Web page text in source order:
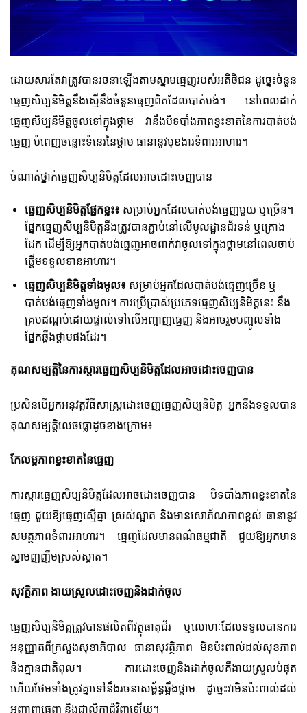
ដោយសារតែវាត្រូវបានរចនាឡើងតាមស្នាមធ្មេញរបស់អតិថិជន ដូច្នេះចំនួន
ធ្មេញសិប្បនិមិត្តនឹងស្មើនឹងចំនួនធ្មេញពិតដែលបាត់បង់។ នៅពេលដាក់
ធ្មេញសិប្បនិមិត្តចូលទៅក្នុងថ្គាម វា​នឹង​បិទបាំង​ភាព​ខ្វះខាត​នៃ​ការ​បាត់បង់​
ធ្មេញ បំពេញ​ចន្លោះ​ទំនេរ​នៃ​ថ្គាម ធានា​នូវ​មុខងារ​ទំពារ​អាហារ។
ចំណាត់ថ្នាក់ធ្មេញសិប្បនិមិត្តដែលអាចដោះចេញបាន
ធ្មេញសិប្បនិមិត្តផ្នែកខ្លះ៖ សម្រាប់អ្នកដែលបាត់បង់ធ្មេញមួយ ឬច្រើន។
ផ្នែកធ្មេញសិប្បនិមិត្តនឹងត្រូវបានភ្ជាប់នៅលើមូលដ្ឋានជ័រទន់ ឬគ្រោង
ដែក ដើម្បីឱ្យអ្នកបាត់បង់ធ្មេញអាចពាក់វាចូលទៅក្នុងថ្គាមនៅពេលចាប់
ផ្តើមទទួលទានអាហារ។
ធ្មេញសិប្បនិមិត្តទាំងមូល៖ សម្រាប់អ្នកដែលបាត់បង់ធ្មេញច្រើន ឬ
បាត់បង់ធ្មេញទាំងមូល។ ការប្រើប្រាស់ប្រភេទធ្មេញសិប្បនិមិត្តនេះ នឹង
គ្របដណ្តប់ដោយផ្ទាល់ទៅលើអញ្ចាញធ្មេញ និងអាចរួមបញ្ចូលទាំង
ផ្នែកឆ្អឹងថ្គាមផងដែរ។
គុណសម្បត្តិនៃការស្តារធ្មេញសិប្បនិមិត្តដែលអាចដោះចេញបាន
ប្រសិនបើអ្នកអនុវត្តវិធីសាស្រ្តដោះចេញធ្មេញសិប្បនិមិត្ត អ្នកនឹងទទួលបាន
គុណសម្បត្តិលេចធ្លោដូចខាងក្រោម៖
កែលម្អភាពខ្វះខាតនៃធ្មេញ
ការស្តារធ្មេញសិប្បនិមិត្តដែលអាចដោះចេញបាន បិទបាំងភាពខ្វះខាតនៃ
ធ្មេញ ជួយឱ្យធ្មេញស្មើគ្នា ស្រស់ស្អាត និងមានសោភ័ណភាពខ្ពស់ ធានានូវ
សមត្ថភាពទំពារអាហារ។ ធ្មេញដែលមានពណ៌ធម្មជាតិ ជួយឱ្យអ្នកមាន
ស្នាមញញឹមស្រស់ស្អាត។
សុវត្ថិភាព ងាយស្រួលដោះចេញ​និង​ដាក់ចូល
ធ្មេញសិប្បនិមិត្តត្រូវបានផលិតពីវត្ថុធាតុជ័រ ឬលោហៈដែលទទួលបានការ
អនុញ្ញាតពីក្រសួងសុខាភិបាល ធានាសុវត្ថិភាព មិនប៉ះពាល់ដល់សុខភាព
និងគ្មានជាតិពុល។ ការដោះចេញ​និង​ដាក់ចូលគឺងាយស្រួលបំផុត
ហើយថែមទាំងត្រូវគ្នាទៅនឹងរចនាសម្ព័ន្ធឆ្អឹងថ្គាម ដូច្នេះវាមិនប៉ះពាល់ដល់
អញ្ចាញធ្មេញ និងជាលិកាជុំវិញឡើយ។